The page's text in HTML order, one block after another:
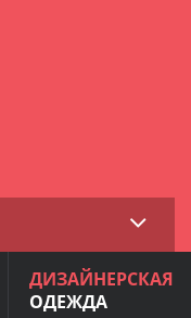
ДИЗАЙНЕРСКАЯ
ОДЕЖДА